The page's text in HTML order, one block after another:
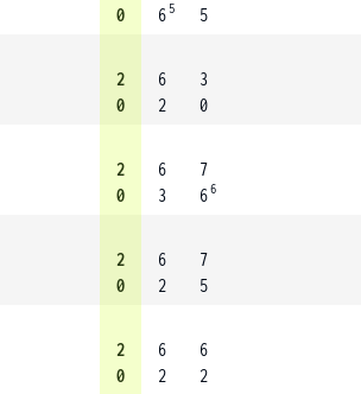
0
6 5
5
2
0
6
2
3
0
2
0
6
3
7
66
2
0
6
2
7
5
2
0
6
2
6
2